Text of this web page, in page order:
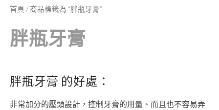
首頁 / 商品標籤為 “胖瓶牙膏”
胖瓶牙膏
胖瓶牙膏 的好處：
非常加分的壓頭設計，控制牙膏的用量、而且也不容易弄
依
價
排
序：
高